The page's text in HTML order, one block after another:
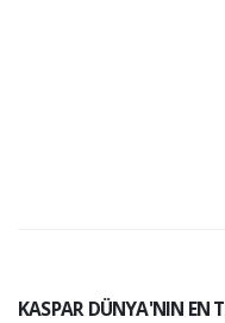
KASPAR DÜNYA'NIN EN